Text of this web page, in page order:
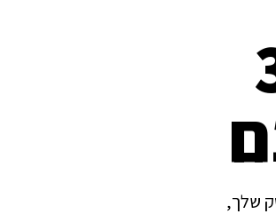
30
ננתח את העסק שלך,